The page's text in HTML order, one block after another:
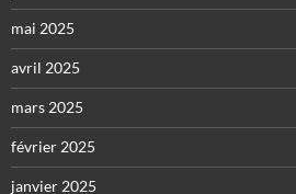
mai 2025
avril 2025
mars 2025
février 2025
janvier 2025